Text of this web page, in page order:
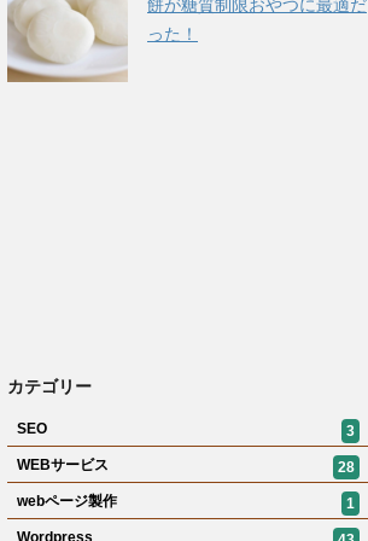
餅が糖質制限おやつに最適だ
った！
カテゴリー
SEO
3
WEBサービス
28
webページ製作
1
Wordpress